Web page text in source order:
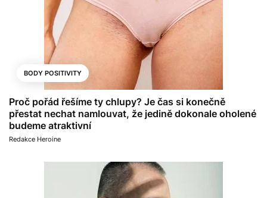
BODY POSITIVITY
Proč pořád řešíme ty chlupy? Je čas si konečně
přestat nechat namlouvat, že jedině dokonale oholené
budeme atraktivní
Redakce Heroine